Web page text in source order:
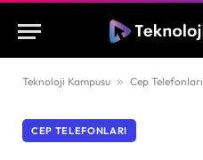
Teknoloji Kampusu » Cep Telefonları
CEP TELEFONLARI